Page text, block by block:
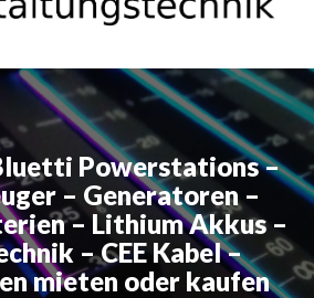
Powerstations –
– Generatoren –
– Lithium Akkus –
– CEE Kabel –
mieten oder kaufen